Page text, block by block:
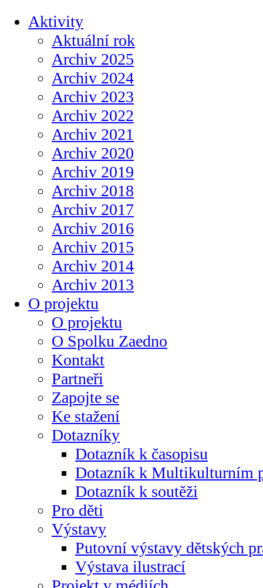
Aktivity
Aktuální rok
Archiv 2025
Archiv 2024
Archiv 2023
Archiv 2022
Archiv 2021
Archiv 2020
Archiv 2019
Archiv 2018
Archiv 2017
Archiv 2016
Archiv 2015
Archiv 2014
Archiv 2013
O projektu
O projektu
O Spolku Zaedno
Kontakt
Partneři
Zapojte se
Ke stažení
Dotazníky
Dotazník k časopisu
Dotazník k Multikulturním
Dotazník k soutěži
Pro děti
Výstavy
Putovní výstavy dětských
Výstava ilustrací